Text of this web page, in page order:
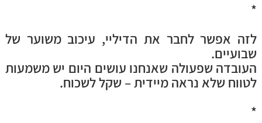
*
לזה אפשר לחבר את הדיליי, עיכוב משוער של
שבועיים.
העובדה שפעולה שאנחנו עושים היום יש משמעות
לטווח שלא נראה מיידית – שקל לשכוח.
*